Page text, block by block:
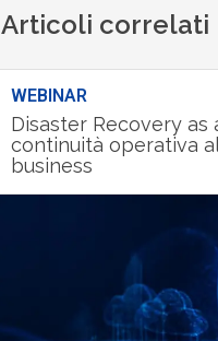
Articoli correlati
WEBINAR
Disaster Recovery as
continuità operativa
business